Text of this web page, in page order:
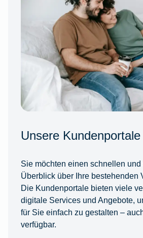
Unsere Kundenportale
Sie möchten einen schnellen und
Überblick über Ihre bestehenden
Die Kundenportale bieten viele
digitale Services und Angebote,
für Sie einfach zu gestalten –
verfügbar.